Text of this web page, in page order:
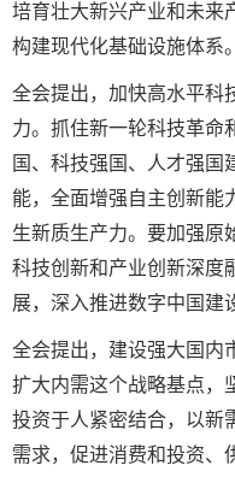
培育壮大新兴产业和未来
构建现代化基础设施体系。
全会提出，加快高水平科
力。抓住新一轮科技革命
国、科技强国、人才强国
能，全面增强自主创新能
生新质生产力。要加强原
科技创新和产业创新深度
展，深入推进数字中国建
全会提出，建设强大国内
扩大内需这个战略基点，
投资于人紧密结合，以新
需求，促进消费和投资、